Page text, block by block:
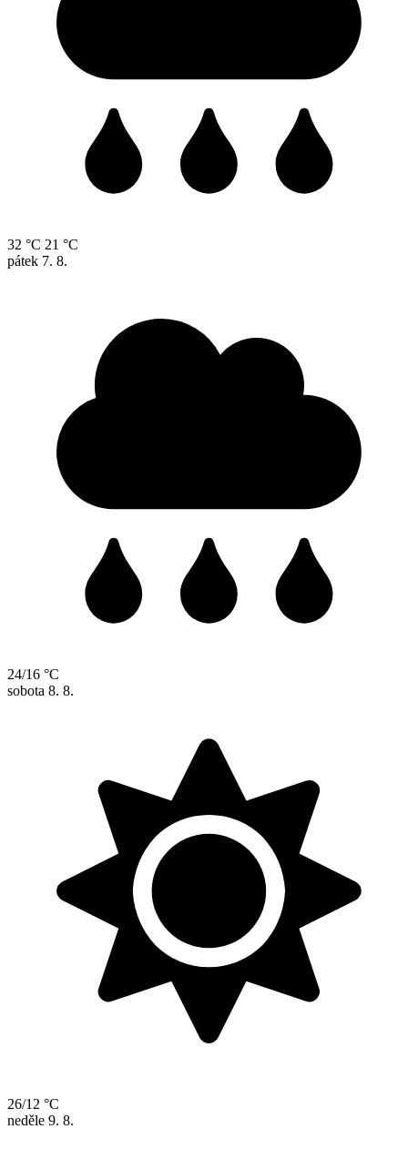
32 °C 21 °C
pátek 7. 8.
24/16 °C
sobota 8. 8.
26/12 °C
neděle 9. 8.